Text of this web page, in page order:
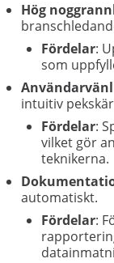
Hög
Fördelar:
som
intuitiv
Fördelar:
vilket gör
teknikerna.
automatiskt.
Fördelar: